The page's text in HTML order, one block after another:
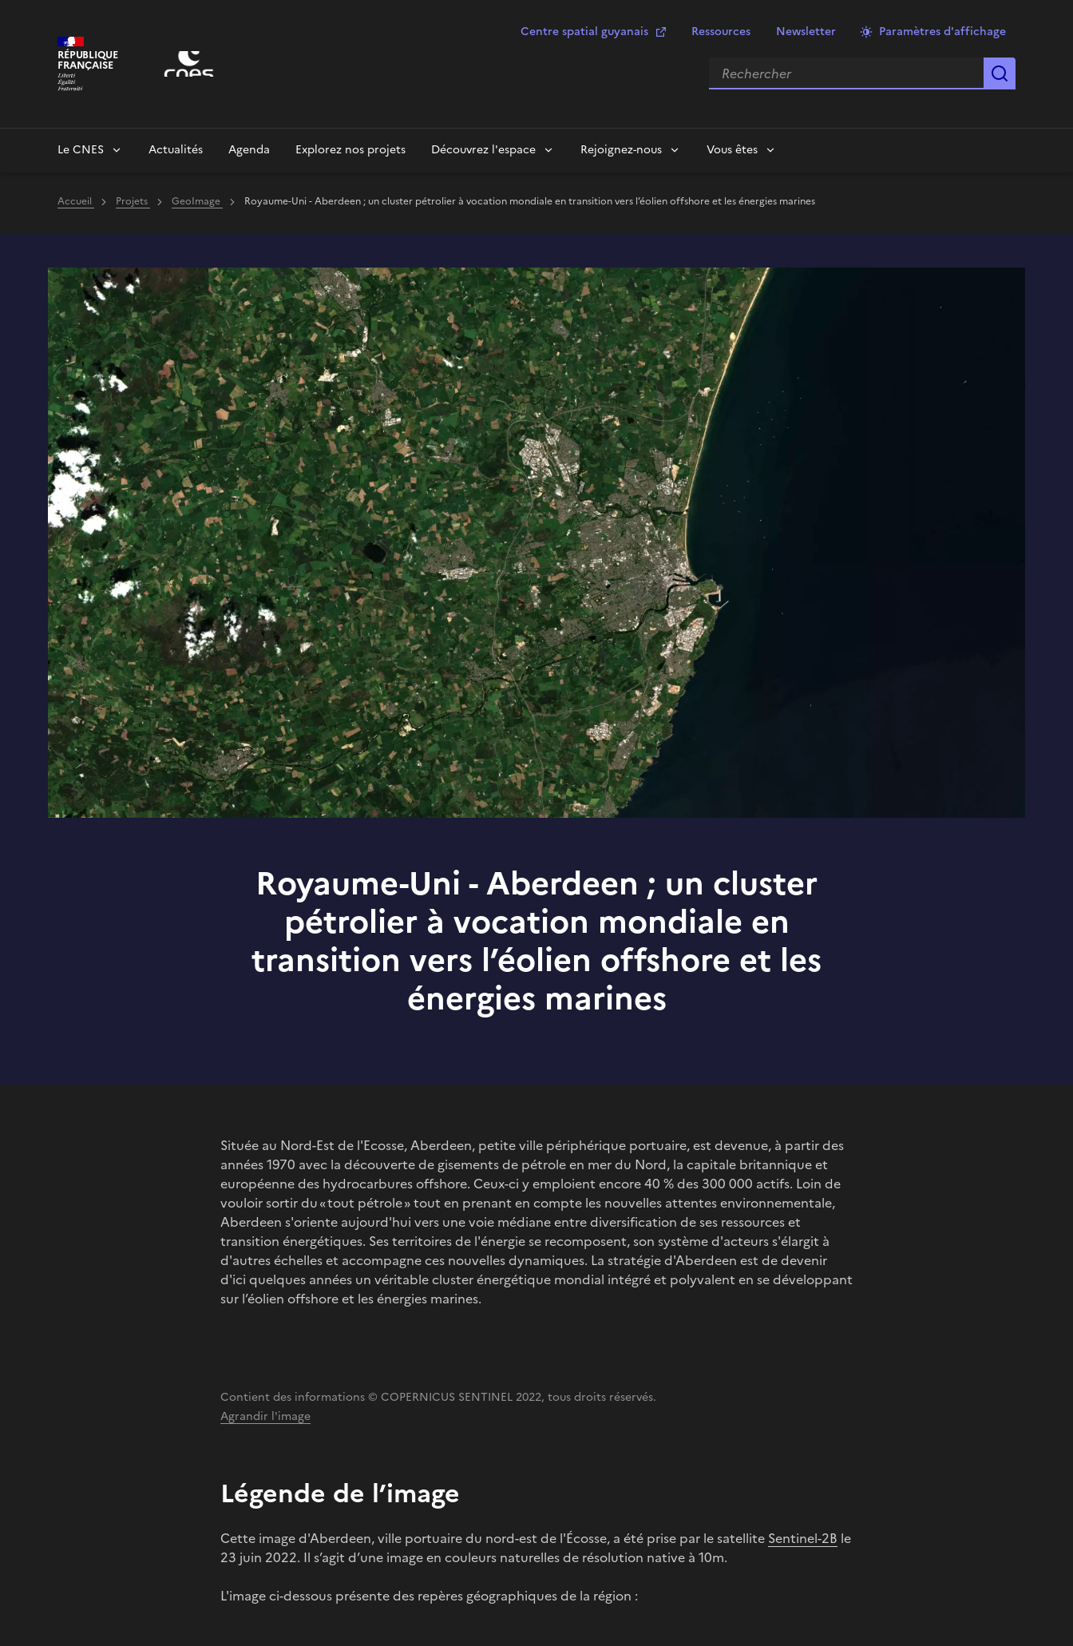
RÉPUBLIQUE
FRANÇAISE
Centre spatial guyanais Ressources Newsletter Paramètres d'affichage
Rechercher
Le CNES Actualités Agenda Explorez nos projets Découvrez l'espace Rejoignez-nous Vous êtes
Accueil Projets GeoImage Royaume-Uni - Aberdeen ; un cluster pétrolier à vocation mondiale en transition vers l’éolien offshore et les énergies marines
Royaume-Uni - Aberdeen ; un cluster
pétrolier à vocation mondiale en
transition vers l’éolien offshore et les
énergies marines
Située au Nord-Est de l'Ecosse, Aberdeen, petite ville périphérique portuaire, est devenue, à partir des
années 1970 avec la découverte de gisements de pétrole en mer du Nord, la capitale britannique et
européenne des hydrocarbures offshore. Ceux-ci y emploient encore 40 % des 300 000 actifs. Loin de
vouloir sortir du « tout pétrole » tout en prenant en compte les nouvelles attentes environnementale,
Aberdeen s'oriente aujourd'hui vers une voie médiane entre diversification de ses ressources et
transition énergétiques. Ses territoires de l'énergie se recomposent, son système d'acteurs s'élargit à
d'autres échelles et accompagne ces nouvelles dynamiques. La stratégie d'Aberdeen est de devenir
d'ici quelques années un véritable cluster énergétique mondial intégré et polyvalent en se développant
sur l’éolien offshore et les énergies marines.
Contient des informations © COPERNICUS SENTINEL 2022, tous droits réservés.
Agrandir l'image
Légende de l’image
Cette image d'Aberdeen, ville portuaire du nord-est de l'Écosse, a été prise par le satellite Sentinel-2B le
23 juin 2022. Il s’agit d’une image en couleurs naturelles de résolution native à 10m.
L'image ci-dessous présente des repères géographiques de la région :